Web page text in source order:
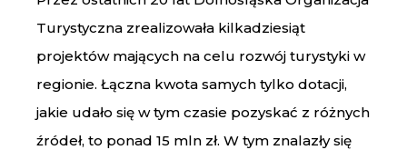
Turystyczna zrealizowała kilkadziesiąt
projektów mających na celu rozwój turystyki w
regionie. Łączna kwota samych tylko dotacji,
jakie udało się w tym czasie pozyskać z różnych
źródeł, to ponad 15 mln zł. W tym znalazły się